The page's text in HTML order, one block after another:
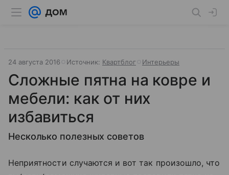
24 августа 2016 Источник: Квартблог Интерьеры
Сложные пятна на ковре и
мебели: как от них
избавиться
Несколько полезных советов
Неприятности случаются и вот так произошло, что